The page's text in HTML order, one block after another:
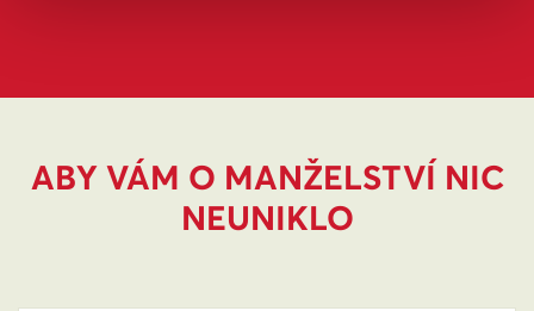
ABY VÁM O MANŽELSTVÍ NIC
NEUNIKLO